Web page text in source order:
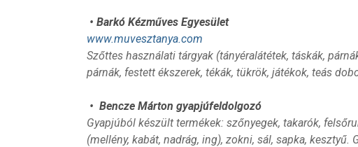
• Barkó Kézműves Egyesület
www.muvesztanya.com
Szőttes használati tárgyak (tányéralátétek, táskák,
párnák, festett ékszerek, tékák, tükrök, játékok, teás
• Bencze Márton gyapjúfeldolgozó
Gyapjúból készült termékek: szőnyegek, takarók,
(mellény, kabát, nadrág, ing), zokni, sál, sapka,